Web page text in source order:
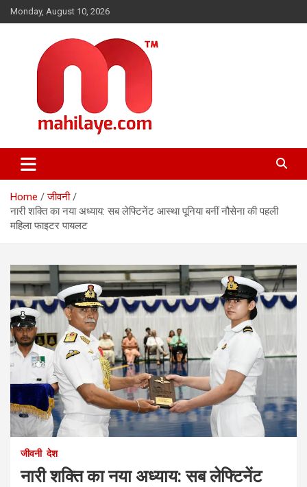
Skip
to
Monday, August 10, 2026
Mahilaye.com
Home
जीवनी
नारी शक्ति का नया अध्याय: सब लेफ्टिनेंट आस्था पूनिया बनीं नौसेना की पहली
महिला फाइटर पायलट
जीवनी देश
नारी शक्ति का नया अध्याय: सब लेफ्टिनेंट